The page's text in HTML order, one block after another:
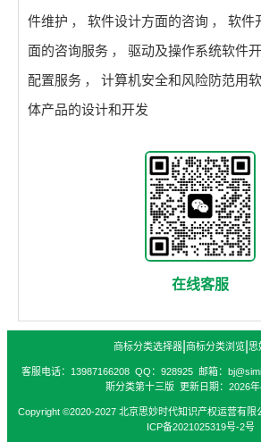
件维护 ， 软件设计方面的咨询 ，
软件
面的咨询服务 ， 驱动及操作系统软件
配置服务 ， 计算机安全和风险防范用
体产品的设计和开发
在线客服
商标分类选择器| 商标分类浏览| 思
客服电话：13987166208 QQ：928925 邮箱：
斯分类第十三版 更新日期：2026年
Copyright ©2020-2027 北京思妙时代知识产权运营有
ICP备2021025319号-2号